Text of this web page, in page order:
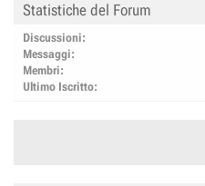
Statistiche del Forum
Discussioni
Messaggi
Membri
Ultimo Iscritto